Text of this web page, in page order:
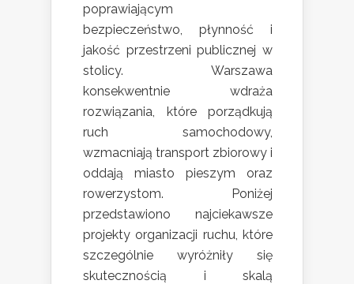
poprawiającym
bezpieczeństwo, płynność i
jakość przestrzeni publicznej w
stolicy. Warszawa
konsekwentnie wdraża
rozwiązania, które porządkują
ruch samochodowy,
wzmacniają transport zbiorowy i
oddają miasto pieszym oraz
rowerzystom. Poniżej
przedstawiono najciekawsze
projekty organizacji ruchu, które
szczególnie wyróżniły się
skutecznością i skalą